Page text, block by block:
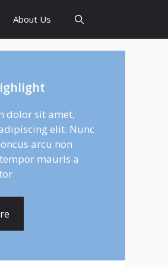
About Us
dolor sit amet,
elit. Nunc
arcu non
mauris a